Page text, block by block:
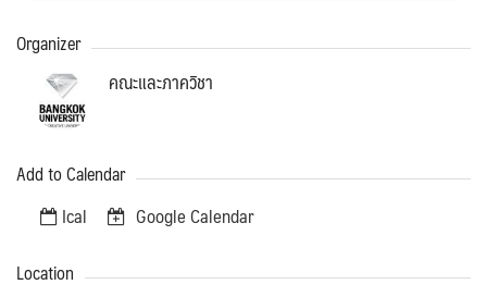
Organizer
คณะและภาควิชา
Add to Calendar
Ical Google Calendar
Location